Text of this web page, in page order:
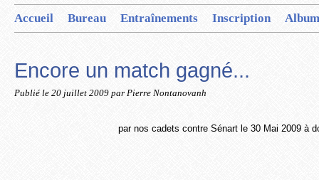
Accueil Bureau Entraînements Inscription
Encore un match gagné...
Publié le 20 juillet 2009 par Pierre Nontanovanh
par nos cadets contre Sénart le 30 Mai 2009 à